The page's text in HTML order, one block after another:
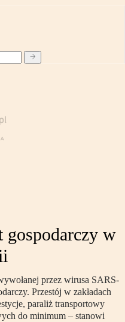
w
przez wirusa SARS-
Przestój w zakładach
paraliż transportowy
do minimum – stanowi